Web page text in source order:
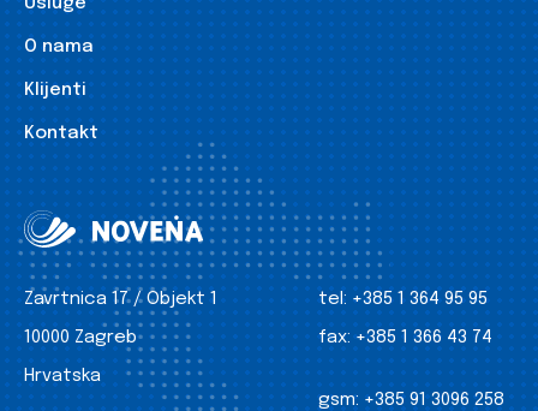
O nama
Klijenti
Kontakt
Zavrtnica 17 / Objekt 1
10000 Zagreb
Hrvatska
tel: +385 1 364 95 95
fax: +385 1 366 43 74
gsm: +385 91 3096 258